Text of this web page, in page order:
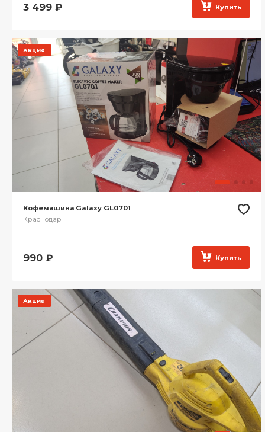
3 499 ₽ Купить
Акция
Кофемашина Galaxy GL0701
Краснодар
990 ₽ Купить
Акция